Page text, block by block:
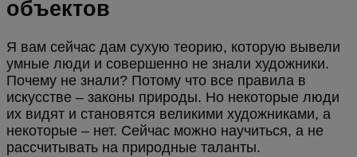
объектов
Я вам сейчас дам сухую теорию, которую вывели
умные люди и совершенно не знали художники.
Почему не знали? Потому что все правила в
искусстве – законы природы. Но некоторые люди
их видят и становятся великими художниками, а
некоторые – нет. Сейчас можно научиться, а не
рассчитывать на природные таланты.